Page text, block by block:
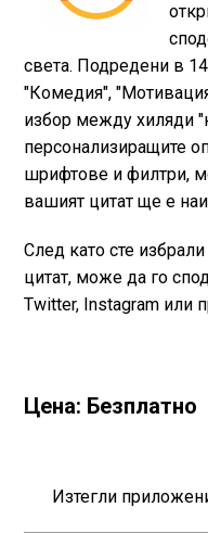
света. Подредени в
"Комедия",
избор между хиляди
персонализиращите
шрифтове и филтри,
вашият цитат ще е
След като сте
цитат, може да го
Twitter, Instagram или
Цена: Безплатно
Изтегли